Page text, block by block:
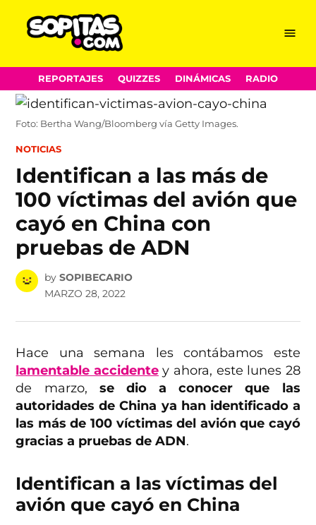
Skip
to
content
Menu
REPORTAJES QUIZZES DINÁMICAS RADIO
Foto: Bertha Wang/Bloomberg vía Getty Images.
POSTED
NOTICIAS
Identifican a las más de
100 víctimas del avión que
cayó en China con
pruebas de ADN
by SOPIBECARIO
MARZO 28, 2022
Hace una semana les contábamos este
lamentable accidentey ahora, este lunes 28
de marzo, se dio a conocer que las
autoridades de China ya han identificado a
las más de 100 víctimas del avión que cayó
gracias a pruebas de ADN.
Identifican a las víctimas del
avión que cayó en China